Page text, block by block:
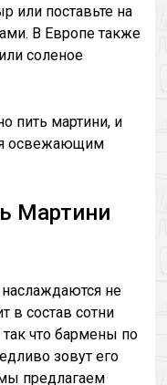
или поставьте на
В Европе также
соленое
пить мартини, и
освежающим
Мартини
не
в состав сотни
что бармены по
зовут его
предлагаем